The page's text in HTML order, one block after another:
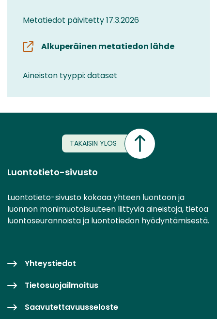
Metatiedot päivitetty 17.3.2026
Alkuperäinen metatiedon lähde
Aineiston tyyppi: dataset
TAKAISIN YLÖS
Luontotieto-sivusto
Luontotieto-sivusto kokoaa yhteen luontoon ja
luonnon monimuotoisuuteen liittyviä aineistoja, tietoa
luontoseurannoista ja luontotiedon hyödyntämisestä.
Yhteystiedot
Tietosuojailmoitus
Saavutettavuusseloste